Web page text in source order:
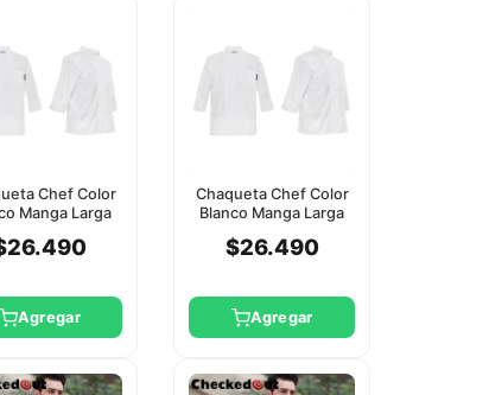
Chef Color
Manga Larga
Agregar
Chaqueta Chef Color
Blanco Manga Larga
$26.490
Agregar